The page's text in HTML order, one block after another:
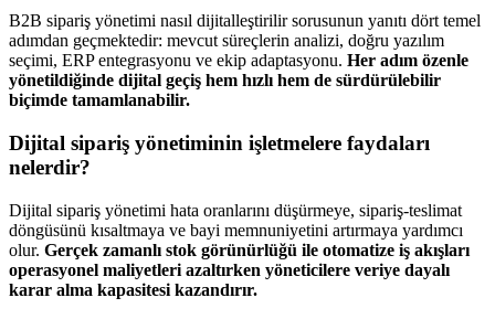
B2B sipariş yönetimi nasıl dijitalleştirilir sorusunun yanıtı dört temel
adımdan geçmektedir: mevcut süreçlerin analizi, doğru yazılım
seçimi, ERP entegrasyonu ve ekip adaptasyonu. Her adım özenle
yönetildiğinde dijital geçiş hem hızlı hem de sürdürülebilir
biçimde tamamlanabilir.
Dijital sipariş yönetiminin işletmelere faydaları
nelerdir?
Dijital sipariş yönetimi hata oranlarını düşürmeye, sipariş-teslimat
döngüsünü kısaltmaya ve bayi memnuniyetini artırmaya yardımcı
olur. Gerçek zamanlı stok görünürlüğü ile otomatize iş akışları
operasyonel maliyetleri azaltırken yöneticilere veriye dayalı
karar alma kapasitesi kazandırır.